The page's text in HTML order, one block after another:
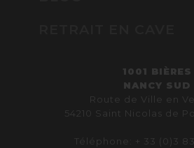
1001 BIÈRES
NANCY SUD
Route de Ville en
54210 Saint Nicolas de
Téléphone: + 33 (0)3